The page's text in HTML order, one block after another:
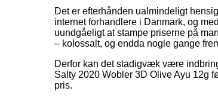
Det er efterhånden ualmindeligt
internet forhandlere i Danmark, og
uundgåeligt at stampe priserne på
– kolossalt, og endda nogle gange
Derfor kan det stadigvæk være
Salty 2020 Wobler 3D Olive Ayu 12g
pris.